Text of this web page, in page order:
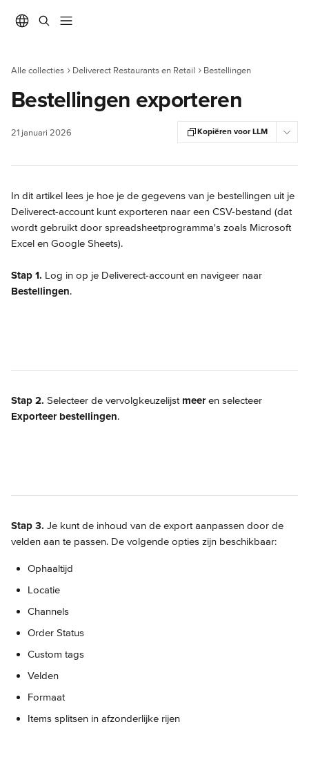
Alle collecties Deliverect Restaurants en Retail Bestellingen
Bestellingen exporteren
21 januari 2026 Kopiëren voor LLM
In dit artikel lees je hoe je de gegevens van je bestellingen uit je
Deliverect-account kunt exporteren naar een CSV-bestand (dat
wordt gebruikt door spreadsheetprogramma's zoals Microsoft
Excel en Google Sheets).
Stap 1. Log in op je Deliverect-account en navigeer naar
Bestellingen.
Stap 2. Selecteer de vervolgkeuzelijst meer en selecteer
Exporteer bestellingen.
Stap 3. Je kunt de inhoud van de export aanpassen door de
velden aan te passen. De volgende opties zijn beschikbaar:
Ophaaltijd
Locatie
Channels
Order Status
Custom tags
Velden
Formaat
Items splitsen in afzonderlijke rijen